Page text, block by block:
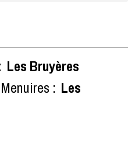
Les Bruyères
: Les